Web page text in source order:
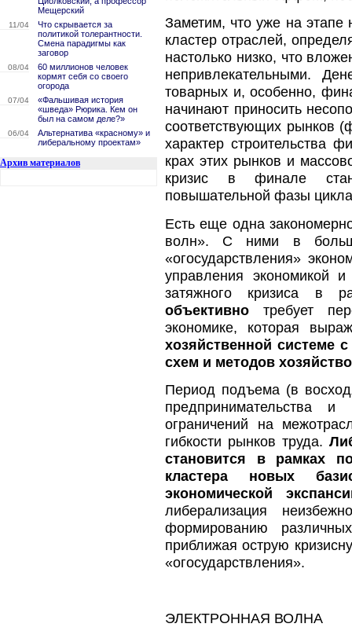
Мещерский
11/04
Что скрывается за
политикой толерантности.
Смена парадигмы как
заговор
08/04
60 миллионов человек
кормят себя со своего
огорода
07/04
«Фальшивая история
«шведа» Рюрика. Кем он
был на самом деле?»
06/04
Альтернатива «красному» и
либеральному проектам»
Архив материалов
Заметим, что уже на
кластер отраслей,
настолько низко, что
непривлекательными.
товарных и, особенно,
начинают приносить
соответствующих рынков
характер строительства
крах этих рынков и
кризис в финале
повышательной фазы
Есть еще одна
волн». С ними в
«огосударствления»
управления экономикой
затяжного кризиса в
объективно требует
экономике, которая
хозяйственной системе
схем и методов
Период подъема (в
предпринимательства
ограничений на
гибкости рынков труда.
становится в рамках
кластера новых
экономической
либерализация
формированию
приближая острую
«огосударствления».
ЭЛЕКТРОННАЯ ВОЛНА